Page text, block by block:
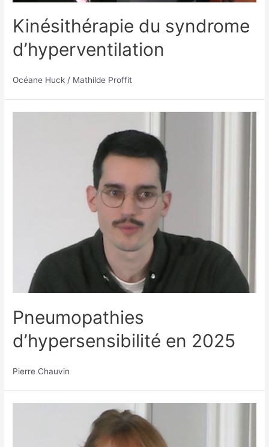
Kinésithérapie du syndrome
d’hyperventilation
Océane Huck / Mathilde Proffit
Pneumopathies
d’hypersensibilité en 2025
Pierre Chauvin